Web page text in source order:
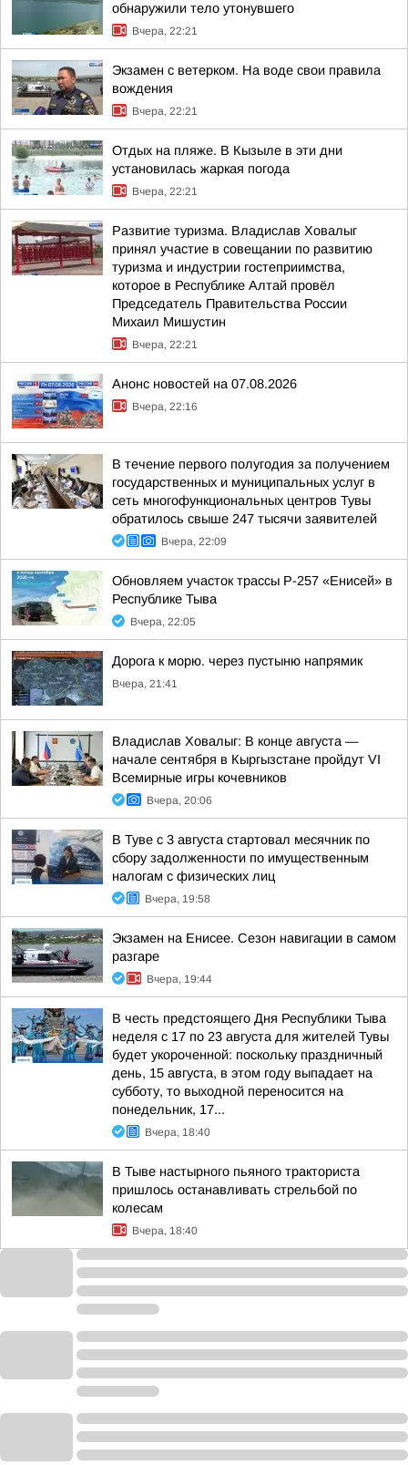
обнаружили тело утонувшего
Вчера, 22:21
Экзамен с ветерком. На воде свои правила
вождения
Вчера, 22:21
Отдых на пляже. В Кызыле в эти дни
установилась жаркая погода
Вчера, 22:21
Развитие туризма. Владислав Ховалыг
принял участие в совещании по развитию
туризма и индустрии гостеприимства,
которое в Республике Алтай провёл
Председатель Правительства России
Михаил Мишустин
Вчера, 22:21
Анонс новостей на 07.08.2026
Вчера, 22:16
В течение первого полугодия за получением
государственных и муниципальных услуг в
сеть многофункциональных центров Тувы
обратилось свыше 247 тысячи заявителей
Вчера, 22:09
Обновляем участок трассы Р-257 «Енисей» в
Республике Тыва
Вчера, 22:05
Дорога к морю. через пустыню напрямик
Вчера, 21:41
Владислав Ховалыг: В конце августа —
начале сентября в Кыргызстане пройдут VI
Всемирные игры кочевников
Вчера, 20:06
В Туве с 3 августа стартовал месячник по
сбору задолженности по имущественным
налогам с физических лиц
Вчера, 19:58
Экзамен на Енисее. Сезон навигации в самом
разгаре
Вчера, 19:44
В честь предстоящего Дня Республики Тыва
неделя с 17 по 23 августа для жителей Тувы
будет укороченной: поскольку праздничный
день, 15 августа, в этом году выпадает на
субботу, то выходной переносится на
понедельник, 17...
Вчера, 18:40
В Тыве настырного пьяного тракториста
пришлось останавливать стрельбой по
колесам
Вчера, 18:40